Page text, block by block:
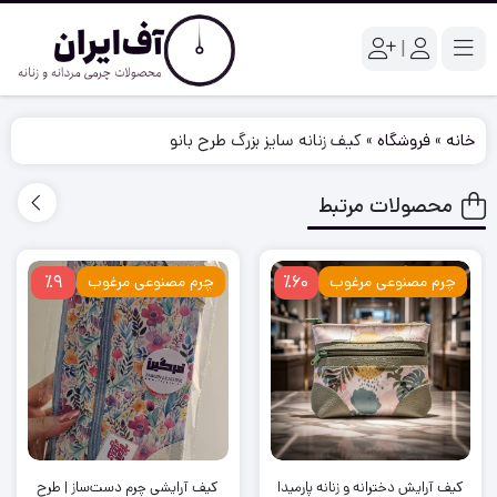
|
خانه »فروشگاه »کیف زنانه سایز بزرگ طرح بانو
محصولات مرتبط
٪60 چرم مصنوعی مرغوب
کیف آرایش دخترانه و زنانه پارمیدا
٪9 چرم مصنوعی مرغوب
کیف آرایشی چرم دست‌ساز | طرح